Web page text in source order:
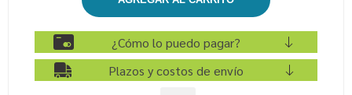
¿Cómo lo puedo pagar?
Plazos y costos de envío